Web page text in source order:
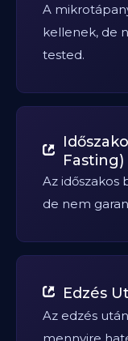
A
kellenek, de
tested.
Fasting)
Az időszakos
de nem
Edzés
Az edzés